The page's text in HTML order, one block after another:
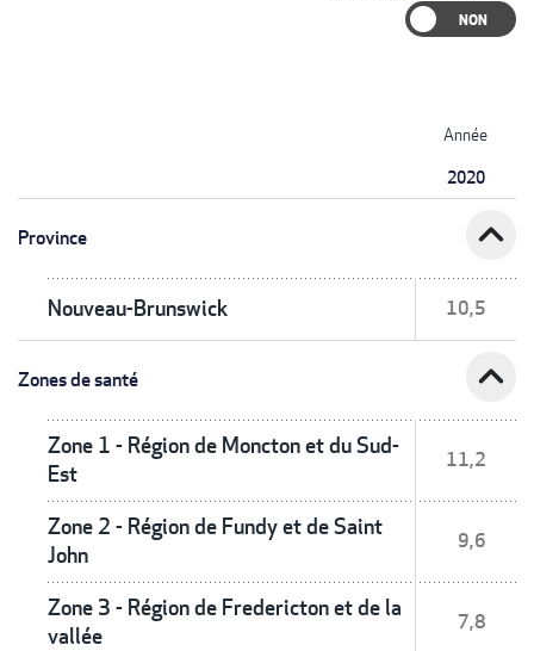
Année
2020
Province expand_less
Nouveau-Brunswick 10,5
Zones de santé expand_less
Zone 1 - Région de Moncton et du Sud-
Est
11,2
Zone 2 - Région de Fundy et de Saint
John
9,6
Zone 3 - Région de Fredericton et de la
vallée
7,8